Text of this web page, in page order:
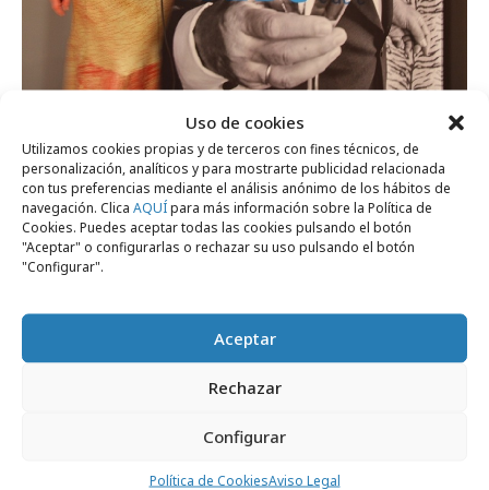
Uso de cookies
Utilizamos cookies propias y de terceros con fines técnicos, de
personalización, analíticos y para mostrarte publicidad relacionada
con tus preferencias mediante el análisis anónimo de los hábitos de
navegación. Clica AQUÍpara más información sobre la Política de
Cookies. Puedes aceptar todas las cookies pulsando el botón
"Aceptar" o configurarlas o rechazar su uso pulsando el botón
"Configurar".
Aceptar
Rechazar
Configurar
Política de CookiesAviso Legal
El cdec crea el Premio Juan Mariano
Manceo al joven talento
Festivales y premios